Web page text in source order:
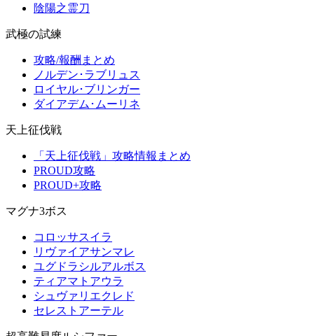
陰陽之霊刀
武極の試練
攻略/報酬まとめ
ノルデン･ラブリュス
ロイヤル･ブリンガー
ダイアデム･ムーリネ
天上征伐戦
「天上征伐戦」攻略情報まとめ
PROUD攻略
PROUD+攻略
マグナ3ボス
コロッサスイラ
リヴァイアサンマレ
ユグドラシルアルボス
ティアマトアウラ
シュヴァリエクレド
セレストアーテル